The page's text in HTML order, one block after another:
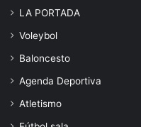
LA PORTADA
Voleybol
Baloncesto
Agenda Deportiva
Atletismo